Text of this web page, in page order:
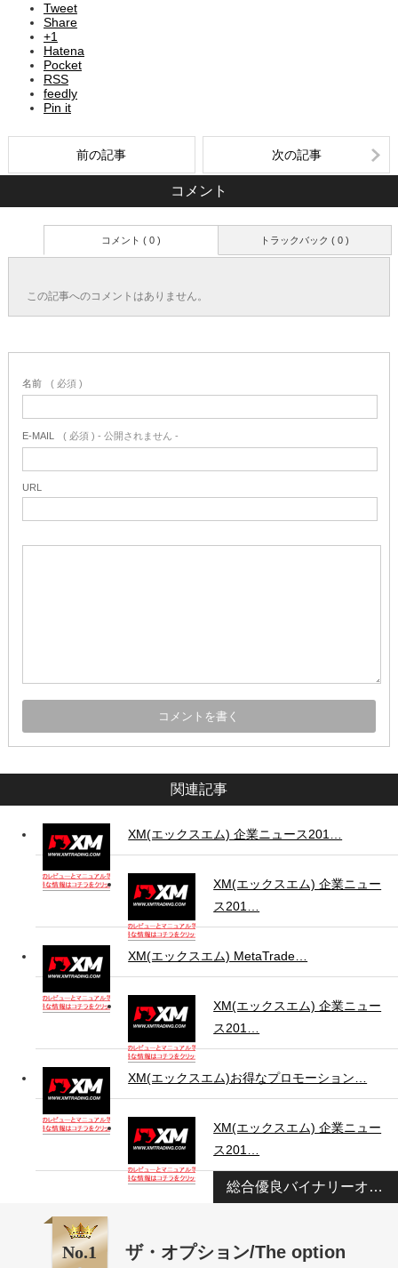
Tweet
Share
+1
Hatena
Pocket
RSS
feedly
Pin it
前の記事 次の記事
コメント
トラックバック ( 0 )
コメント ( 0 )
この記事へのコメントはありません。
名前 ( 必須 )
E-MAIL ( 必須 ) - 公開されません -
URL
関連記事
XM(エックスエム) 企業ニュース201…
XM(エックスエム) 企業ニュー
ス201…
XM(エックスエム) MetaTrade…
XM(エックスエム) 企業ニュー
ス201…
XM(エックスエム)お得なプロモーション…
XM(エックスエム) 企業ニュー
ス201…
総合優良バイナリーオプション業者ランキング
No.1 ザ・オプション/The option